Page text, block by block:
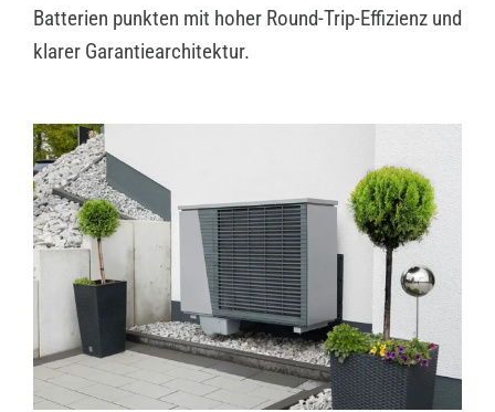
Batterien punkten mit hoher Round-Trip-Effizienz und
klarer Garantiearchitektur.